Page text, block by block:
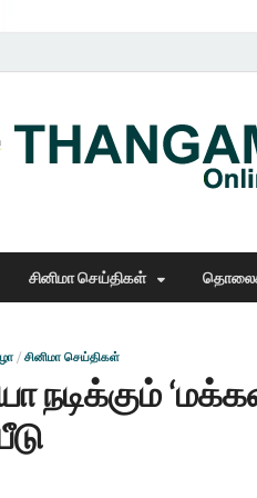
சினிமா செய்திகள்
/ சினிமா செய்திகள்
நடிக்கும்